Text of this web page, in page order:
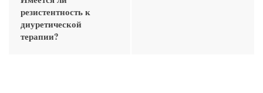
резистентность к
диуретической
терапии?